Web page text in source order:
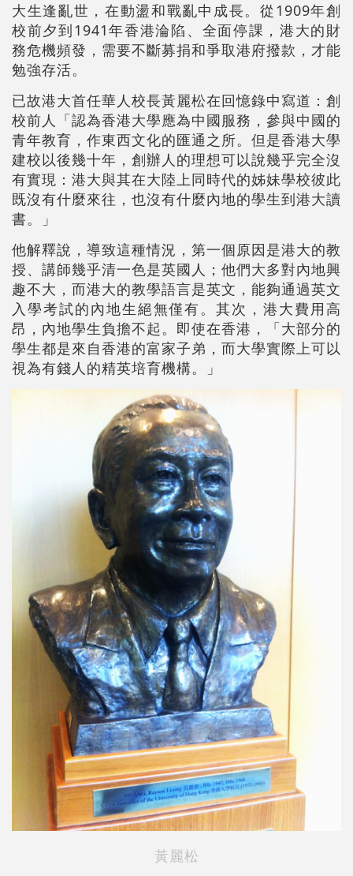
大生逢亂世，在動盪和戰亂中成長。從1909年創
校前夕到1941年香港淪陷、全面停課，港大的財
務危機頻發，需要不斷募捐和爭取港府撥款，才能
勉強存活。
已故港大首任華人校長黃麗松在回憶錄中寫道：創
校前人「認為香港大學應為中國服務，參與中國的
青年教育，作東西文化的匯通之所。但是香港大學
建校以後幾十年，創辦人的理想可以說幾乎完全沒
有實現：港大與其在大陸上同時代的姊妹學校彼此
既沒有什麼來往，也沒有什麼內地的學生到港大讀
書。」
他解釋說，導致這種情況，第一個原因是港大的教
授、講師幾乎清一色是英國人；他們大多對內地興
趣不大，而港大的教學語言是英文，能夠通過英文
入學考試的內地生絕無僅有。其次，港大費用高
昂，內地學生負擔不起。即使在香港，「大部分的
學生都是來自香港的富家子弟，而大學實際上可以
視為有錢人的精英培育機構。」
黃麗松